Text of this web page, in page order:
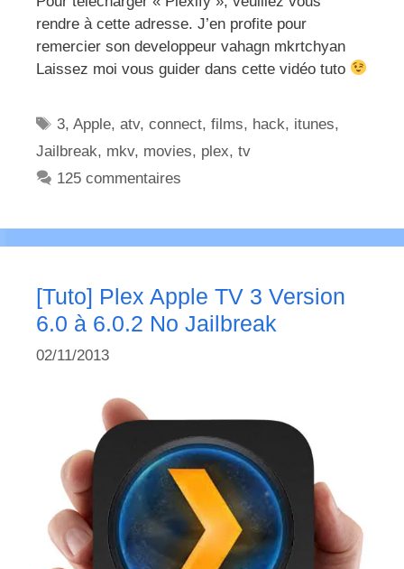
rendre à cette adresse. J’en profite pour
remercier son developpeur vahagn mkrtchyan
Laissez moi vous guider dans cette vidéo tuto
Étiquettes
3,Apple,atv,connect,films, hack, itunes,
Jailbreak, mkv, movies, plex, tv
125 commentaires
[Tuto] Plex Apple TV 3 Version
6.0 à 6.0.2 No Jailbreak
02/11/2013